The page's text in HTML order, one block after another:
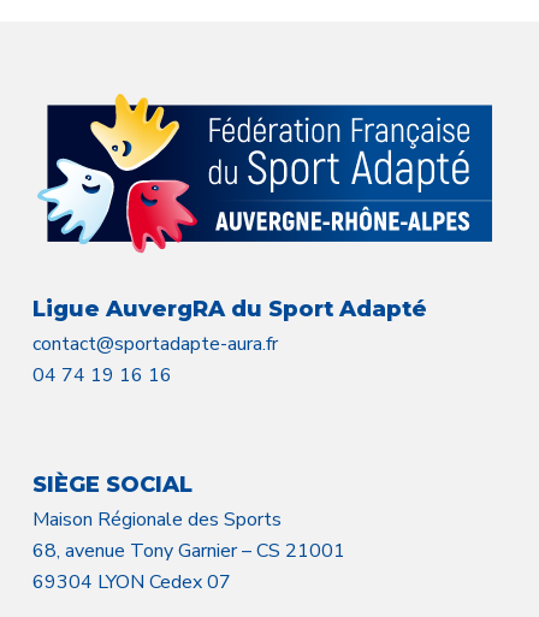
Ligue AuvergRA du Sport Adapté
contact@sportadapte-aura.fr
04 74 19 16 16
SIÈGE SOCIAL
Maison Régionale des Sports
68, avenue Tony Garnier – CS 21001
69304 LYON Cedex 07